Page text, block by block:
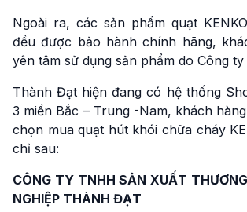
Ngoài ra, các sản phẩm quạt
đều được bảo hành chính hãng,
yên tâm sử dụng sản phẩm do Công
Thành Đạt hiện đang có hệ thống
3 miền Bắc – Trung -Nam, khách
chọn mua quạt hút khói chữa cháy
chỉ sau:
CÔNG TY TNHH SẢN XUẤT
NGHIỆP THÀNH ĐẠT